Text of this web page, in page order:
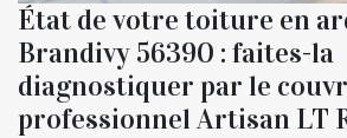
État de votre toiture en
Brandivy 56390 : faites-la
diagnostiquer par le
professionnel Artisan LT